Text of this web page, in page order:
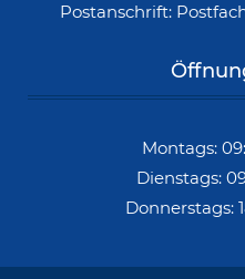
Postanschrift:
Montags:
Dienstags:
Donnerstags: